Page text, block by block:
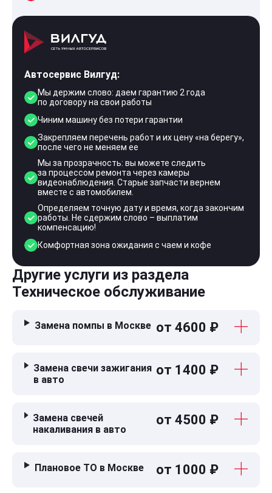
Автосервис Вилгуд:
Мы держим слово: даем гарантию 2 года
по договору на свои работы
Чиним машину без потери гарантии
Закрепляем перечень работ и их цену «на берегу»,
после чего не меняем ее
Мы за прозрачность: вы можете следить
за процессом ремонта через камеры
видеонаблюдения. Старые запчасти вернем
вместе с автомобилем.
Определяем точную дату и время, когда закончим
работы. Не сдержим слово – выплатим
компенсацию!
Комфортная зона ожидания с чаем и кофе
Другие услуги из раздела
Техническое обслуживание
Замена помпы в Москве от 4600 ₽
Замена свечи зажигания
в авто
от 1400 ₽
Замена свечей
накаливания в авто
от 4500 ₽
Плановое ТО в Москве от 1000 ₽